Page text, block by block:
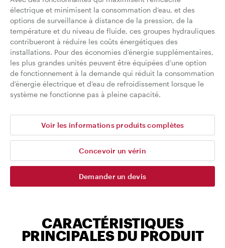
électrique et minimisent la consommation d’eau, et des
options de surveillance à distance de la pression, de la
température et du niveau de fluide, ces groupes hydrauliques
contribueront à réduire les coûts énergétiques des
installations. Pour des économies d’énergie supplémentaires,
les plus grandes unités peuvent être équipées d’une option
de fonctionnement à la demande qui réduit la consommation
d’énergie électrique et d’eau de refroidissement lorsque le
système ne fonctionne pas à pleine capacité.
Voir les informations produits complètes
Concevoir un vérin
Demander un devis
CARACTÉRISTIQUES
PRINCIPALES DU PRODUIT